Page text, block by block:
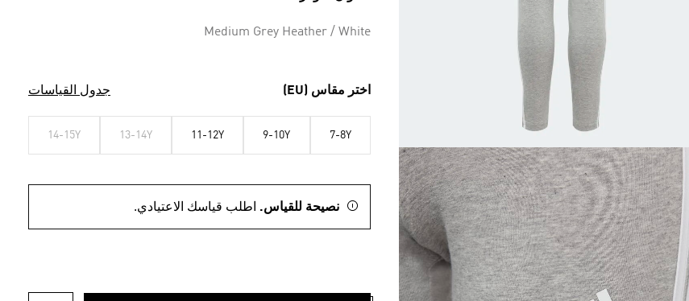
Medium Grey Heather / White
اختر مقاس (EU) جدول القياسات
7-8Y
9-10Y
11-12Y
13-14Y
14-15Y
نصيحة للقياس. اطلب قياسك الاعتيادي.